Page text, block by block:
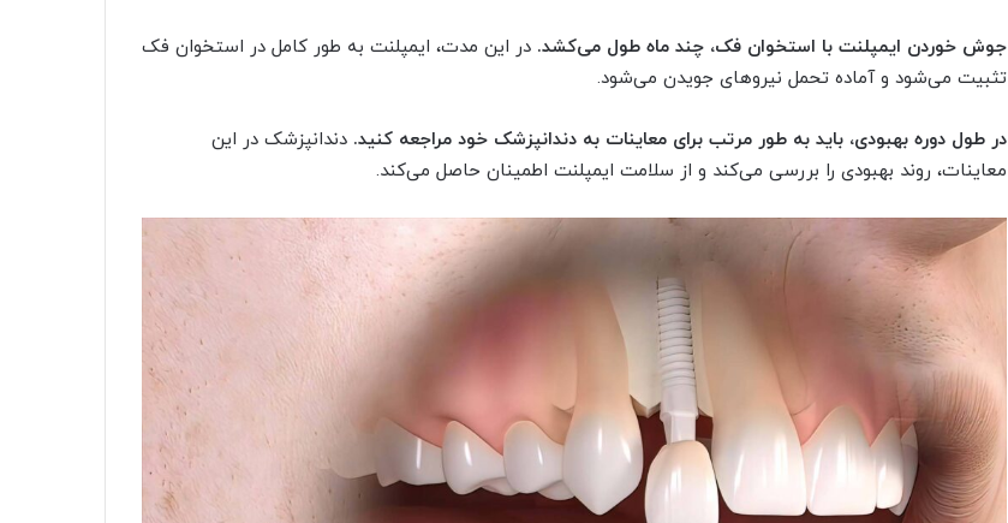
جوش خوردن ایمپلنت با استخوان فک، چند ماه طول می‌کشد. در این مدت، ایمپلنت به طور کامل در استخوان فک
تثبیت می‌شود و آماده تحمل نیروهای جویدن می‌شود.
در طول دوره بهبودی، باید به طور مرتب برای معاینات به دندانپزشک خود مراجعه کنید. دندانپزشک در این
معاینات، روند بهبودی را بررسی می‌کند و از سلامت ایمپلنت اطمینان حاصل می‌کند.